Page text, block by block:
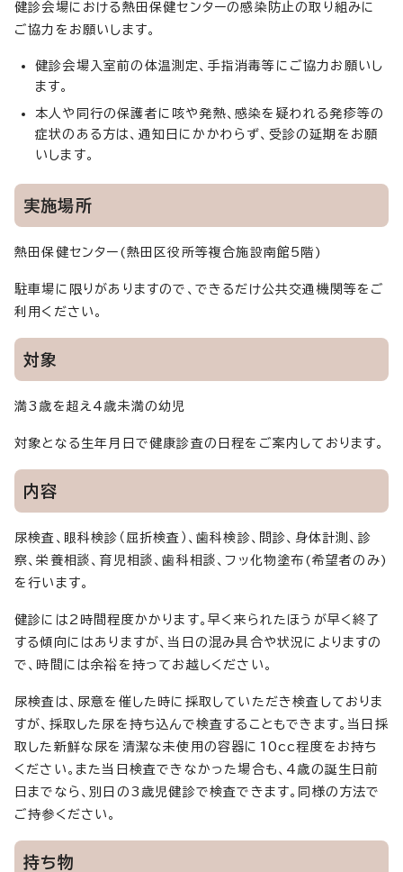
健診会場における熱田保健センターの感染防止の取り組みに
ご協力をお願いします。
健診会場入室前の体温測定、手指消毒等にご協力お願いし
ます。
本人や同行の保護者に咳や発熱、感染を疑われる発疹等の
症状のある方は、通知日にかかわらず、受診の延期をお願
いします。
実施場所
熱田保健センター(熱田区役所等複合施設南館5階)
駐車場に限りがありますので、できるだけ公共交通機関等をご
利用ください。
対象
満3歳を超え4歳未満の幼児
対象となる生年月日で健康診査の日程をご案内しております。
内容
尿検査、眼科検診（屈折検査）、歯科検診、問診、身体計測、診
察、栄養相談、育児相談、歯科相談、フッ化物塗布(希望者のみ)
を行います。
健診には2時間程度かかります。早く来られたほうが早く終了
する傾向にはありますが、当日の混み具合や状況によりますの
で、時間には余裕を持ってお越しください。
尿検査は、尿意を催した時に採取していただき検査しておりま
すが、採取した尿を持ち込んで検査することもできます。当日採
取した新鮮な尿を清潔な未使用の容器に10cc程度をお持ち
ください。また当日検査できなかった場合も、4歳の誕生日前
日までなら、別日の3歳児健診で検査できます。同様の方法で
ご持参ください。
持ち物